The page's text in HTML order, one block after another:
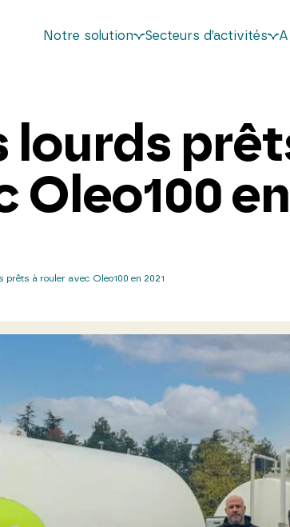
Notre solution Secteurs d’activités
lourds
Oleo100 en
prêts à rouler avec Oleo100 en 2021